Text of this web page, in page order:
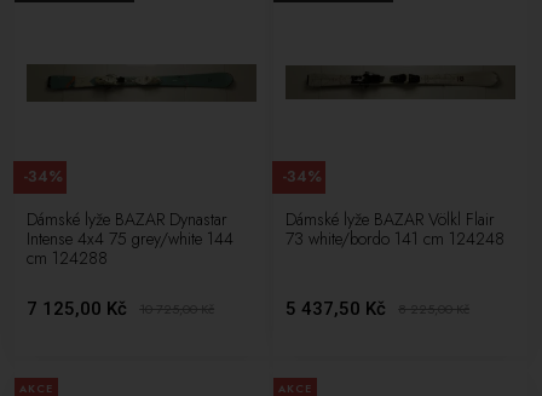
Dámské lyže BAZAR Dynastar
Intense 4x4 75 grey/white 144
cm 124288
7 125,00 Kč 10 725,00Kč
-34%
Dámské lyže BAZAR Völkl Flair
73 white/bordo 141 cm 124248
5 437,50 Kč 8 225,00Kč
-34%
AKCE AKCE